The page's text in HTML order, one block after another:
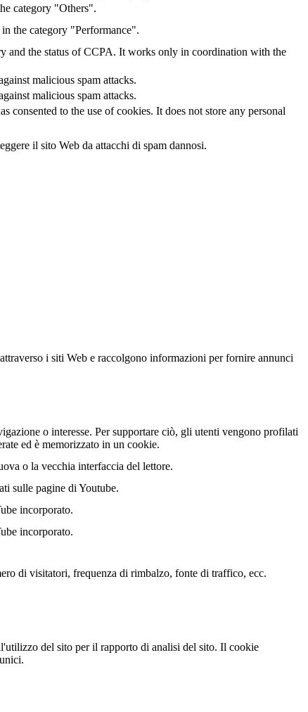
category "Others".
the category "Performance".
and the status of CCPA. It works only in coordination with the
malicious spam attacks.
malicious spam attacks.
consented to the use of cookies. It does not store any personal
il sito Web da attacchi di spam dannosi.
i siti Web e raccolgono informazioni per fornire annunci
o interesse. Per supportare ciò, gli utenti vengono profilati
ed è memorizzato in un cookie.
o la vecchia interfaccia del lettore.
sulle pagine di Youtube.
incorporato.
incorporato.
di visitatori, frequenza di rimbalzo, fonte di traffico, ecc.
del sito per il rapporto di analisi del sito. Il cookie